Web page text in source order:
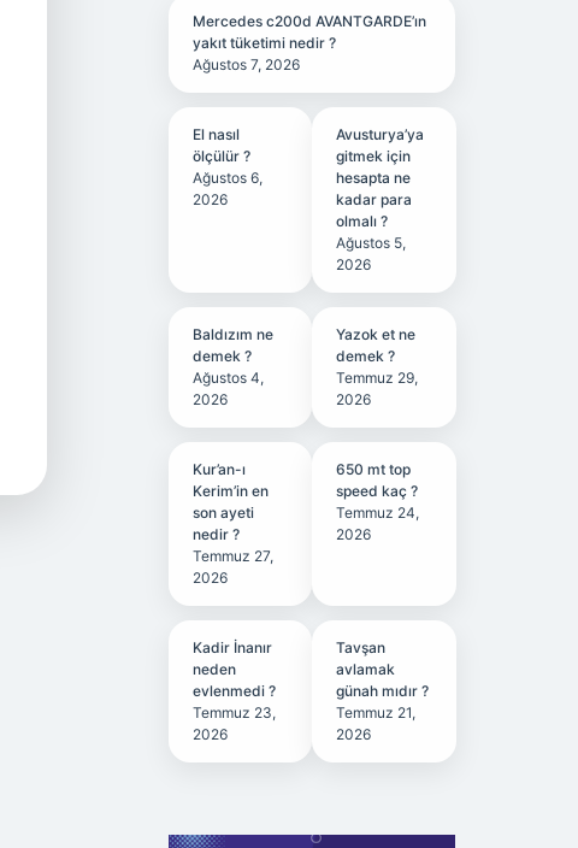
Mercedes c200d AVANTGARDE’ın
yakıt tüketimi nedir ?
Ağustos 7, 2026
El nasıl
ölçülür ?
Ağustos 6,
2026
Avusturya’ya
gitmek için
hesapta ne
kadar para
olmalı ?
Ağustos 5,
2026
Baldızım ne
demek ?
Ağustos 4,
2026
Yazok et ne
demek ?
Temmuz 29,
2026
Kur’an-ı
Kerim’in en
son ayeti
nedir ?
Temmuz 27,
2026
650 mt top
speed kaç ?
Temmuz 24,
2026
Kadir İnanır
neden
evlenmedi ?
Temmuz 23,
2026
Tavşan
avlamak
günah mıdır ?
Temmuz 21,
2026